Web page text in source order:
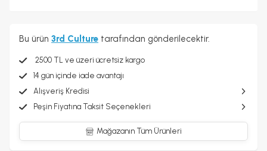
Bu ürün 3rd Culture tarafından gönderilecektir.
2500 TL ve üzeri ücretsiz kargo
14 gün içinde iade avantajı
Alışveriş Kredisi
Peşin Fiyatına Taksit Seçenekleri
Mağazanın Tüm Ürünleri